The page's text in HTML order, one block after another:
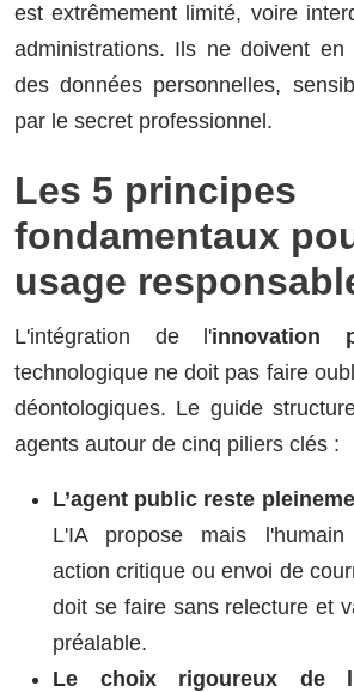
est extrêmement limité, voire
administrations. Ils ne doivent
des données personnelles,
par le secret professionnel.
Les 5 principes
fondamentaux
usage
L'intégration de l'innovation
technologique ne doit pas faire
déontologiques. Le guide
agents autour de cinq piliers clés :
L’agent public reste
L'IA propose mais l'humain
action critique ou envoi de
doit se faire sans relecture et
préalable.
Le choix rigoureux de